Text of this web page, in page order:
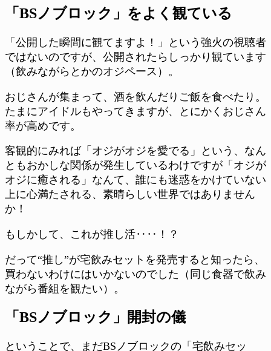
「BSノブロック」をよく観ている
「公開した瞬間に観てますよ！」という強火の視聴者
ではないのですが、公開されたらしっかり観ています
（飲みながらとかのオジペース）。
おじさんが集まって、酒を飲んだりご飯を食べたり。
たまにアイドルもやってきますが、とにかくおじさん
率が高めです。
客観的にみれば「オジがオジを愛でる」という、なん
ともおかしな関係が発生しているわけですが「オジが
オジに癒される」なんて、誰にも迷惑をかけていない
上に心満たされる、素晴らしい世界ではありません
か！
もしかして、これが推し活‥‥！？
だって“推し”が宅飲みセットを発売すると知ったら、
買わないわけにはいかないのでした（同じ食器で飲み
ながら番組を観たい）。
「BSノブロック」開封の儀
ということで、まだBSノブロックの「宅飲みセッ